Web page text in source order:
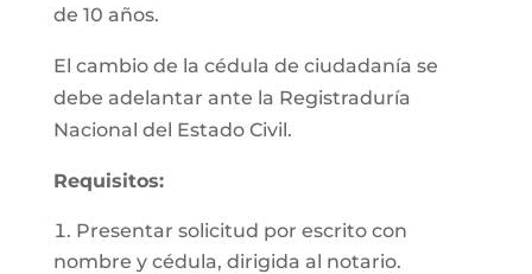
de 10 años.
El cambio de la cédula de ciudadanía se
debe adelantar ante la Registraduría
Nacional del Estado Civil.
Requisitos:
Presentar solicitud por escrito con
nombre y cédula, dirigida al notario.